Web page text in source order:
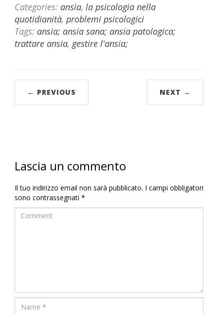
Categories: ansia, la psicologia nella
quotidianità, problemi psicologici
Tags: ansia; ansia sana; ansia patologica;
trattare ansia, gestire l'ansia;
← PREVIOUS NEXT →
Lascia un commento
Il tuo indirizzo email non sarà pubblicato. I campi obbligatori
sono contrassegnati *